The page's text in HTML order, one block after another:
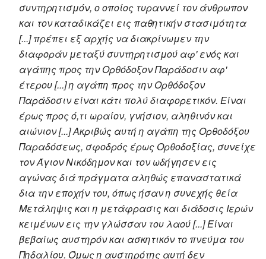
συντηρητισμόν, ο οποίος τυραννεί τον άνθρωπον
και τον καταδικάζει εις παθητικήν στασιμότητα
[...] πρέπει εξ αρχής να διακρίνωμεν την
διαφοράν μεταξύ συντηρητισμού αφ' ενός και
αγάπης προς την Ορθόδοξον Παράδοσιν αφ'
έτερου [...] η αγάπη προς την Ορθόδοξον
Παράδοσιν είναι κάτι πολύ διαφορετικόν. Είναι
έρως προς ό,τι ωραίον, γνήσιον, αληθινόν και
αιώνιον [...] Ακριβώς αυτή η αγάπη της Ορθοδόξου
Παραδόσεως, σφοδρός έρως Ορθοδοξίας, συνείχε
τον Άγιον Νικόδημον και τον ωδήγησεν εις
αγώνας διά πράγματα αληθώς επαναστατικά
δια την εποχήν του, όπως ήσαν η συνεχής θεία
Μετάληψις και η μετάφρασις και διάδοσις Ιερών
κειμένων εις την γλώσσαν του λαού [...] Είναι
βεβαίως αυστηρόν και ασκητικόν το πνεύμα του
Πηδαλίου. Όμως η αυστηρότης αυτή δεν